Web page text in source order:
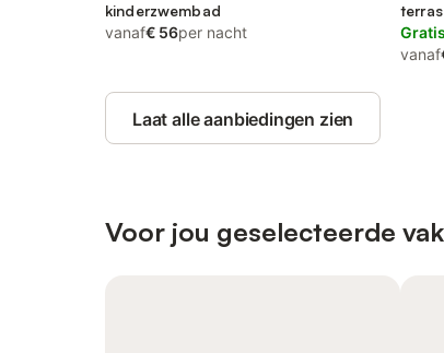
kinderzwembad
vanaf€ 56per nacht
vanaf
Laat alle aanbiedingen zien
Voor jou geselecteerde